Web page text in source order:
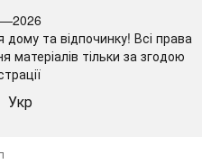
та відпочинку! Всі права
матеріалів тільки за згодою
Укр